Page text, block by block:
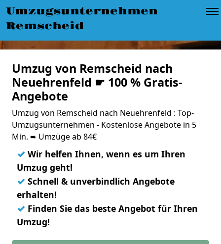
Umzugsunternehmen
Remscheid
Umzug von Remscheid nach
Neuehrenfeld ☛ 100 % Gratis-
Angebote
Umzug von Remscheid nach Neuehrenfeld : Top-
Umzugsunternehmen - Kostenlose Angebote in 5
Min. ➨ Umzüge ab 84€
✓ Wir helfen Ihnen, wenn es um Ihren
Umzug geht!
✓ Schnell & unverbindlich Angebote
erhalten!
✓ Finden Sie das beste Angebot für Ihren
Umzug!